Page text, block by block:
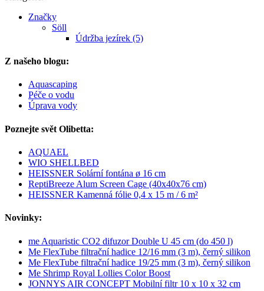
Značky
Söll
Údržba jezírek (5)
Z našeho blogu:
Aquascaping
Péče o vodu
Úprava vody
Poznejte svět Olibetta:
AQUAEL
WIO SHELLBED
HEISSNER Solární fontána ø 16 cm
ReptiBreeze Alum Screen Cage (40x40x76 cm)
HEISSNER Kamenná fólie 0,4 x 15 m / 6 m²
Novinky:
me Aquaristic CO2 difuzor Double U 45 cm (do 450 l)
Me FlexTube filtrační hadice 12/16 mm (3 m), černý silikon
Me FlexTube filtrační hadice 19/25 mm (3 m), černý silikon
Me Shrimp Royal Lollies Color Boost
JONNYS AIR CONCEPT Mobilní filtr 10 x 10 x 32 cm